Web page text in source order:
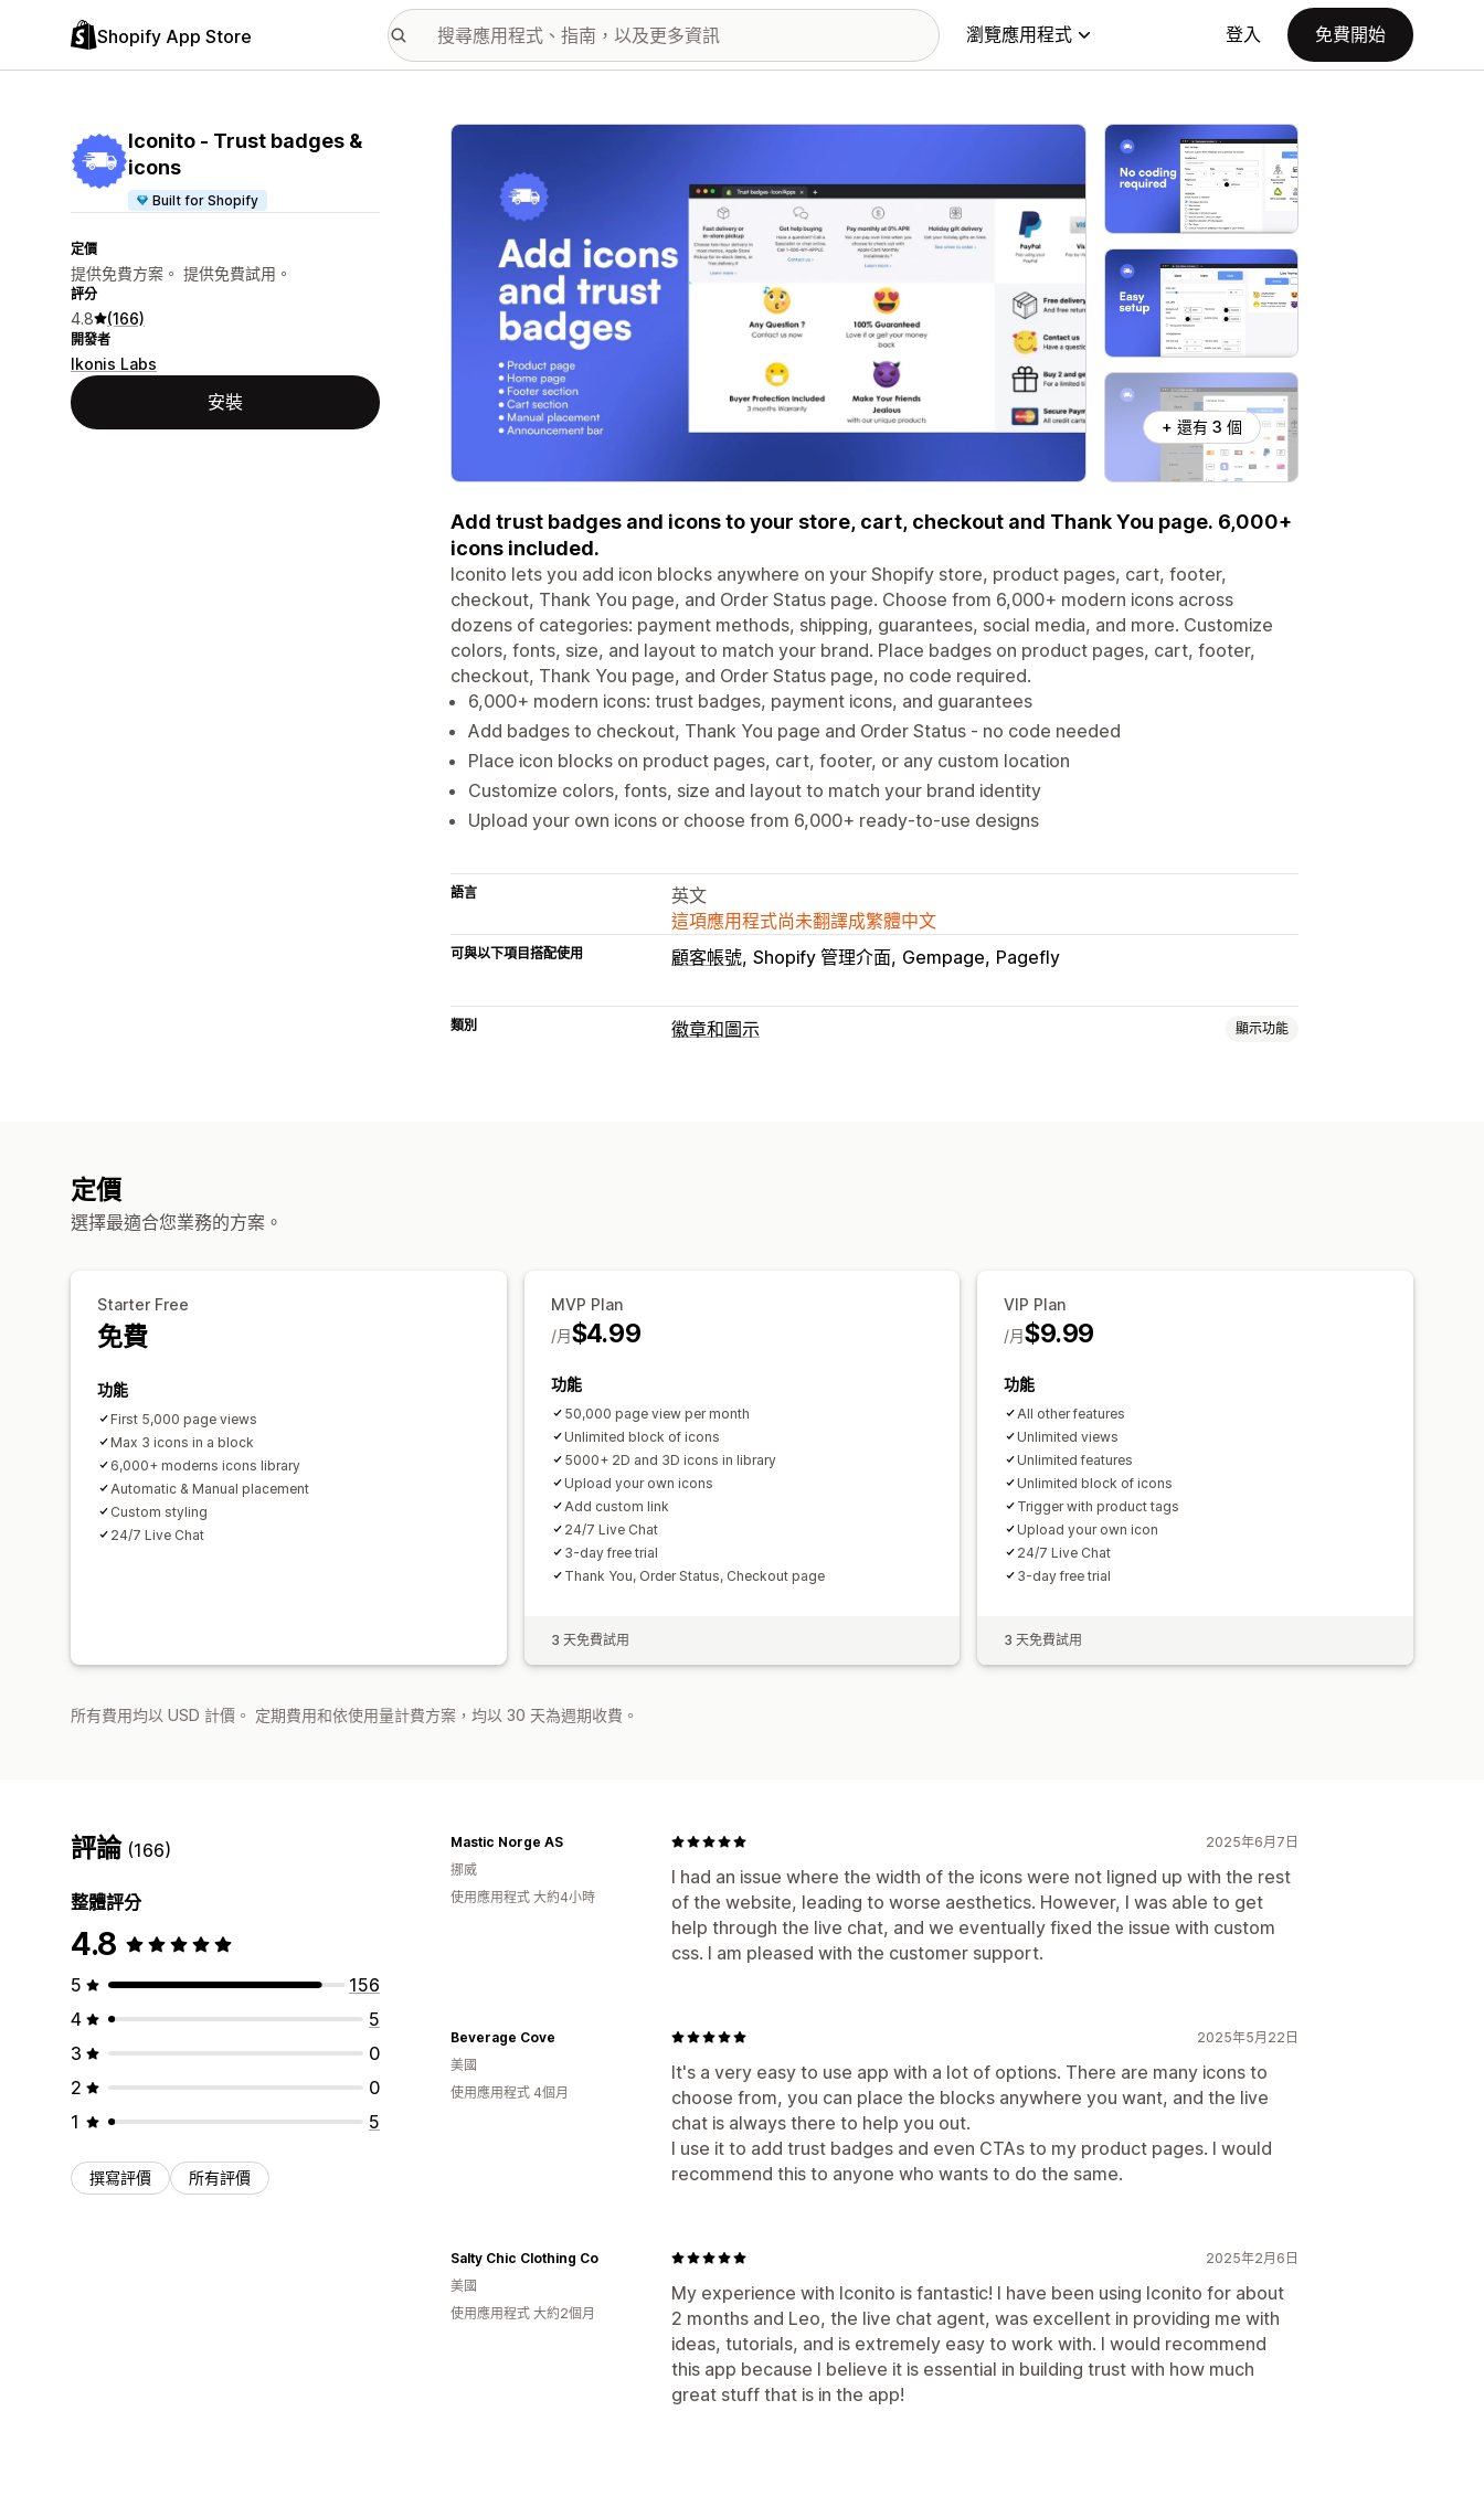
Shopify App Store 瀏覽應用程式 登入 免費開始
Iconito ‑ Trust badges &
icons
Built for Shopify
定價
提供免費方案。 提供免費試用。
評分
4.8 (166)
開發者
Ikonis Labs
安裝
主要圖片圖庫
+ 還有 3 個
Add trust badges and icons to your store, cart, checkout and Thank You page. 6,000+
icons included.
Iconito lets you add icon blocks anywhere on your Shopify store, product pages, cart, footer,
checkout, Thank You page, and Order Status page. Choose from 6,000+ modern icons across
dozens of categories: payment methods, shipping, guarantees, social media, and more. Customize
colors, fonts, size, and layout to match your brand. Place badges on product pages, cart, footer,
checkout, Thank You page, and Order Status page, no code required.
6,000+ modern icons: trust badges, payment icons, and guarantees
Add badges to checkout, Thank You page and Order Status - no code needed
Place icon blocks on product pages, cart, footer, or any custom location
Customize colors, fonts, size and layout to match your brand identity
Upload your own icons or choose from 6,000+ ready-to-use designs
語言
英文
這項應用程式尚未翻譯成繁體中文
可與以下項目搭配使用 顧客帳號 Shopify 管理介面 Gempage Pagefly
類別 徽章和圖示 顯示功能
購物車頁面
產品頁面 搜尋頁面
定價
選擇最適合您業務的方案。
Starter Free
免費
功能
First 5,000 page views
Max 3 icons in a block
6,000+ moderns icons library
Automatic & Manual placement
Custom styling
24/7 Live Chat
MVP Plan
$4.99
/月
功能
50,000 page view per month
Unlimited block of icons
5000+ 2D and 3D icons in library
Upload your own icons
Add custom link
24/7 Live Chat
3-day free trial
Thank You, Order Status, Checkout page
3 天免費試用
VIP Plan
$9.99
/月
功能
All other features
Unlimited views
Unlimited features
Unlimited block of icons
Trigger with product tags
Upload your own icon
24/7 Live Chat
3-day free trial
3 天免費試用
所有費用均以 USD 計價。 定期費用和依使用量計費方案，均以 30 天為週期收費。
評論 (166)
整體評分
4.8
5
156
4
5
3
0
2
0
1
5
撰寫評價 所有評價
2025年6月7日
I had an issue where the width of the icons were not ligned up with the rest
of the website, leading to worse aesthetics. However, I was able to get
help through the live chat, and we eventually fixed the issue with custom
css. I am pleased with the customer support.
Mastic Norge AS
挪威
使用應用程式 大約4小時
2025年5月22日
It's a very easy to use app with a lot of options. There are many icons to
choose from, you can place the blocks anywhere you want, and the live
chat is always there to help you out.
I use it to add trust badges and even CTAs to my product pages. I would
recommend this to anyone who wants to do the same.
Beverage Cove
美國
使用應用程式 4個月
2025年2月6日
My experience with Iconito is fantastic! I have been using Iconito for about
2 months and Leo, the live chat agent, was excellent in providing me with
ideas, tutorials, and is extremely easy to work with. I would recommend
this app because I believe it is essential in building trust with how much
great stuff that is in the app!
Salty Chic Clothing Co
美國
使用應用程式 大約2個月